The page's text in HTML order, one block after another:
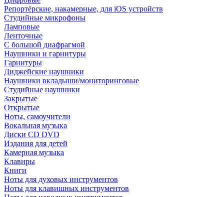
Репортёрские, накамерные, для iOS устройств
Студийные микрофоны
Ламповые
Ленточные
С большой диафрагмой
Наушники и гарнитуры
Гарнитуры
Диджейские наушники
Наушники вкладыши/мониторинговые
Студийные наушники
Закрытые
Открытые
Ноты, самоучители
Вокальная музыка
Диски CD DVD
Издания для детей
Камерная музыка
Клавиры
Книги
Ноты для духовых инструментов
Ноты для клавишных инструментов